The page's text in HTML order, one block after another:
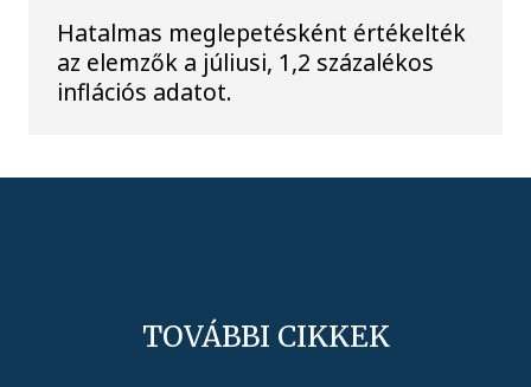
Hatalmas meglepetésként értékelték
az elemzők a júliusi, 1,2 százalékos
inflációs adatot.
TOVÁBBI CIKKEK